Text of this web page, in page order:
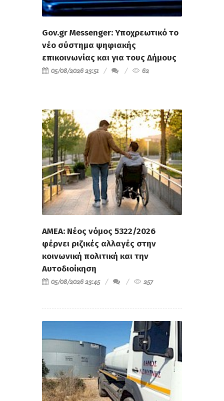
Gov.gr Messenger: Υποχρεωτικό το
νέο σύστημα ψηφιακής
επικοινωνίας και για τους Δήμους
05/08/2026 23:51 62
ΑΜΕΑ: Νέος νόμος 5322/2026
φέρνει ριζικές αλλαγές στην
κοινωνική πολιτική και την
Αυτοδιοίκηση
05/08/2026 23:45 257